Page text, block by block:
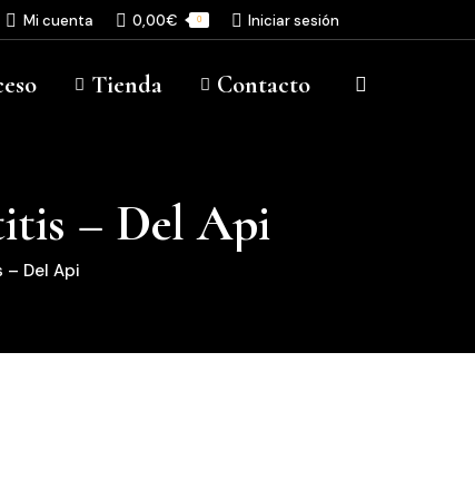
Mi cuenta 0,00€ 0 Iniciar sesión
Tienda Contacto Buscar:
– Del Api
– Del Api